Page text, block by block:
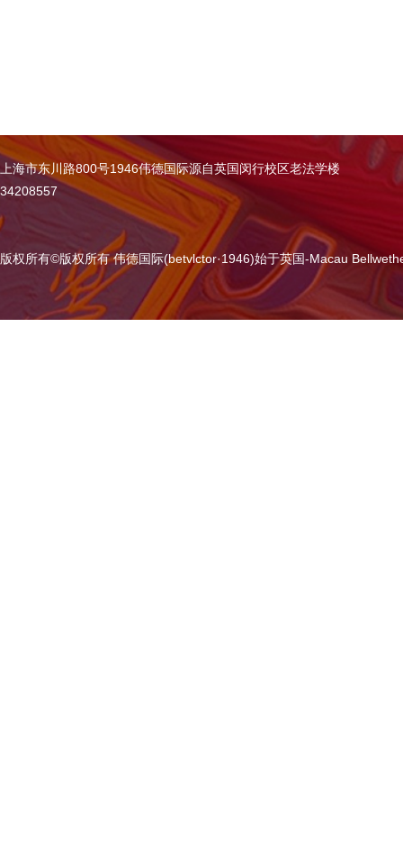
上海市东川路800号1946伟德国际源自英国闵行校区老法学楼
34208557
版权所有©版权所有 伟德国际(betvlctor·1946)始于英国-Macau